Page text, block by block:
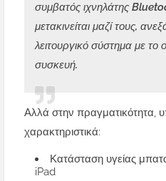
συμβατός ιχνηλάτης
μετακινείται μαζί τους,
λειτουργικό σύστημα με το
συσκευή.
Αλλά στην πραγματικότητα,
χαρακτηριστικά:
Κατάσταση υγείας
iPad